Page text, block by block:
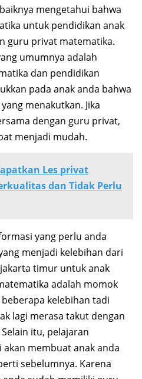
mengetahui bahwa
untuk pendidikan anak
guru privat matematika.
umumnya adalah
dan pendidikan
pada anak anda bahwa
menakutkan. Jika
dengan guru privat,
menjadi mudah.
Les privat
dan Tidak Perlu
yang perlu anda
menjadi kelebihan dari
timur untuk anak
adalah momok
kelebihan tadi
lagi merasa takut dengan
itu, pelajaran
membuat anak anda
sebelumnya. Karena